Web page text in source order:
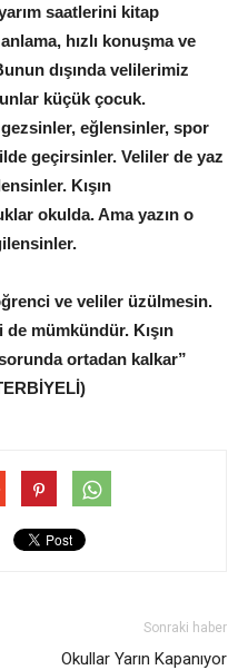
saatlerini kitap
hızlı konuşma ve
dışında velilerimiz
küçük çocuk.
eğlensinler, spor
geçirsinler. Veliler de yaz
Kışın
okulda. Ama yazın o
ve veliler üzülmesin.
mümkündür. Kışın
ortadan kalkar”
Sonraki haber
Okullar Yarın Kapanıyor